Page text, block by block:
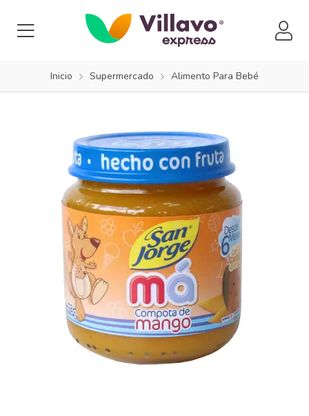
Inicio Supermercado Alimento Para Bebé